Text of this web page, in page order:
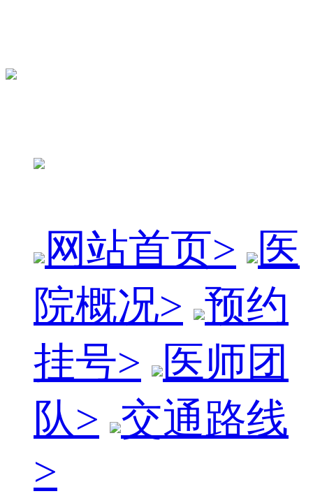
网站首页>
医
院概况> 预约
挂号>
医师团
队> 交通路线
>